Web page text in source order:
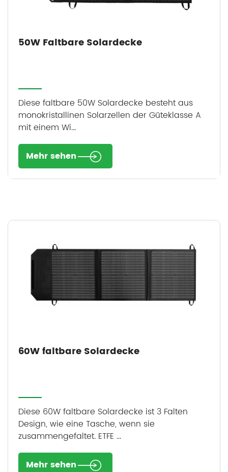
50W Faltbare Solardecke
Diese faltbare 50W Solardecke besteht aus
monokristallinen Solarzellen der Güteklasse A
mit einem Wi...
Mehr sehen
60W faltbare Solardecke
Diese 60W faltbare Solardecke ist 3 Falten
Design, wie eine Tasche, wenn sie
zusammengefaltet. ETFE ...
Mehr sehen